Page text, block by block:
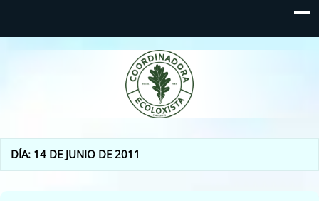
Coordinadora Ecoloxista
d'Asturies
DÍA: 14 DE JUNIO DE 2011